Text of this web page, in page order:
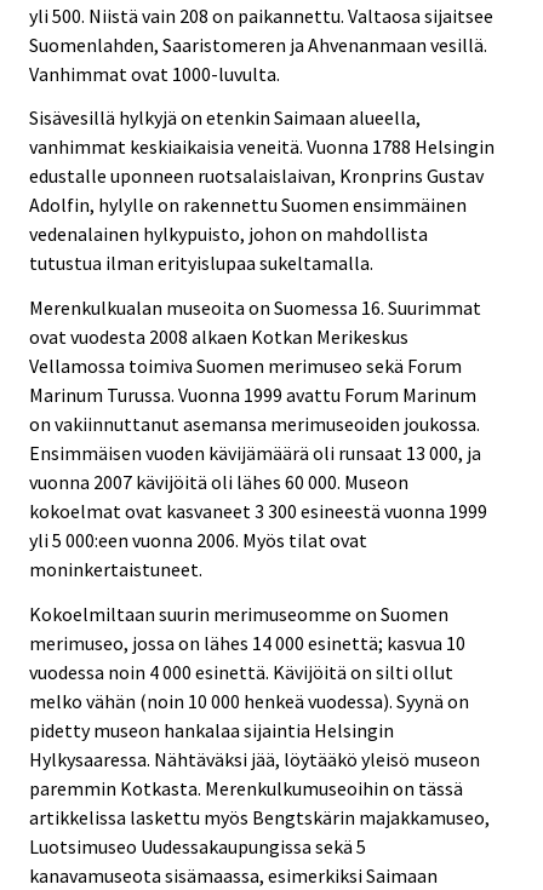
yli 500. Niistä vain 208 on paikannettu. Valtaosa sijaitsee
Suomenlahden, Saaristomeren ja Ahvenanmaan vesillä.
Vanhimmat ovat 1000-luvulta.
Sisävesillä hylkyjä on etenkin Saimaan alueella,
vanhimmat keskiaikaisia veneitä. Vuonna 1788 Helsingin
edustalle uponneen ruotsalaislaivan, Kronprins Gustav
Adolfin, hylylle on rakennettu Suomen ensimmäinen
vedenalainen hylkypuisto, johon on mahdollista
tutustua ilman erityislupaa sukeltamalla.
Merenkulkualan museoita on Suomessa 16. Suurimmat
ovat vuodesta 2008 alkaen Kotkan Merikeskus
Vellamossa toimiva Suomen merimuseo sekä Forum
Marinum Turussa. Vuonna 1999 avattu Forum Marinum
on vakiinnuttanut asemansa merimuseoiden joukossa.
Ensimmäisen vuoden kävijämäärä oli runsaat 13 000, ja
vuonna 2007 kävijöitä oli lähes 60 000. Museon
kokoelmat ovat kasvaneet 3 300 esineestä vuonna 1999
yli 5 000:een vuonna 2006. Myös tilat ovat
moninkertaistuneet.
Kokoelmiltaan suurin merimuseomme on Suomen
merimuseo, jossa on lähes 14 000 esinettä; kasvua 10
vuodessa noin 4 000 esinettä. Kävijöitä on silti ollut
melko vähän (noin 10 000 henkeä vuodessa). Syynä on
pidetty museon hankalaa sijaintia Helsingin
Hylkysaaressa. Nähtäväksi jää, löytääkö yleisö museon
paremmin Kotkasta. Merenkulkumuseoihin on tässä
artikkelissa laskettu myös Bengtskärin majakkamuseo,
Luotsimuseo Uudessakaupungissa sekä 5
kanavamuseota sisämaassa, esimerkiksi Saimaan